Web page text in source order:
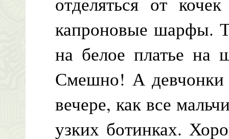
капроновые шарфы.
на белое платье на
Смешно! А
вечере, как все
узких ботинках.